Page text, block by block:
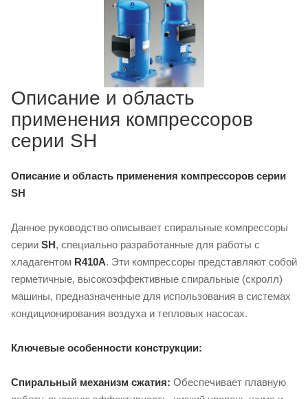
Описание и область
применения компрессоров
серии SH
Описание и область применения компрессоров серии
SH
Данное руководство описывает спиральные компрессоры
серии SH, специально разработанные для работы с
хладагентом R410A. Эти компрессоры представляют собой
герметичные, высокоэффективные спиральные (скролл)
машины, предназначенные для использования в системах
кондиционирования воздуха и тепловых насосах.
Ключевые особенности конструкции:
Спиральный механизм сжатия: Обеспечивает плавную